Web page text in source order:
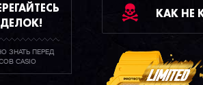
ЗНАТЬ ПЕРЕД
CASIO
КАК НЕ